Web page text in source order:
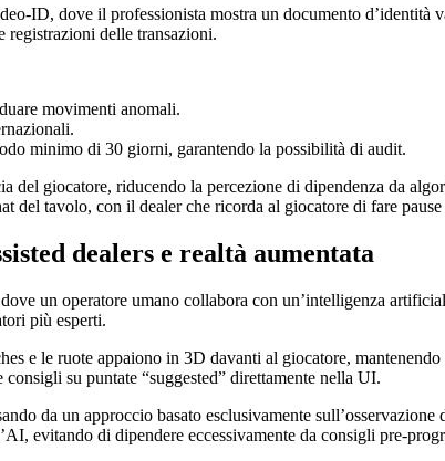
dove il professionista mostra un documento
registrazioni delle transazioni.
movimenti anomali.
minimo di 30 giorni, garantendo la possibilità di audit.
del giocatore, riducendo la percezione di dipendenza da
del tavolo, con il dealer che ricorda al giocatore di fare
dealers e realtà aumentata
un operatore umano collabora con un’intelligenza
più esperti.
e le ruote appaiono in 3D davanti al giocatore,
su puntate “suggested” direttamente nella UI.
da un approccio basato esclusivamente
evitando di dipendere eccessivamente da consigli